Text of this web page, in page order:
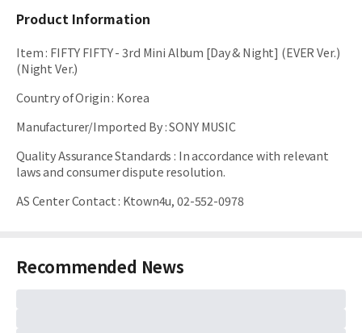
Product Information
Item: FIFTY FIFTY - 3rd Mini Album [Day & Night] (EVER Ver.)
(Night Ver.)
Country of Origin: Korea
Manufacturer/Imported By:SONY MUSIC
Quality Assurance Standards : In accordance with relevant
laws and consumer dispute resolution.
AS Center Contact: Ktown4u, 02-552-0978
Recommended News